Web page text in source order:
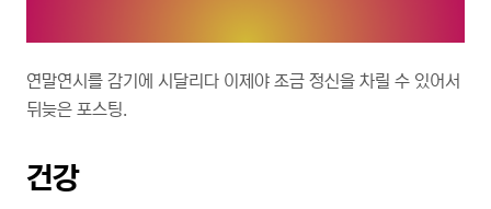
연말연시를 감기에 시달리다 이제야 조금 정신을 차릴 수 있어서
뒤늦은 포스팅.
건강